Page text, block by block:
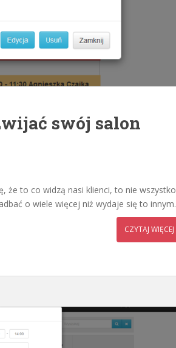
swój salon
że to co widzą nasi klienci, to nie wszystko
o wiele więcej niż wydaje się to innym.
CZYTAJ WIĘCEJ